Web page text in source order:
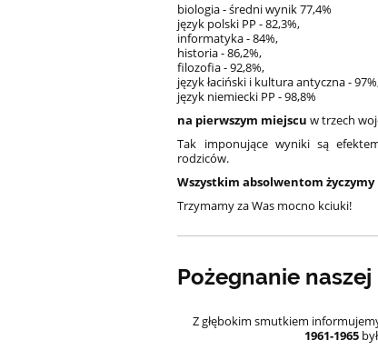
biologia - średni wynik 77,4%
język polski PP - 82,3%,
informatyka - 84%,
historia - 86,2%,
filozofia - 92,8%,
język łaciński i kultura antyczna -
język niemiecki PP - 98,8%
na pierwszym miejscu w trzech
Tak imponujące wyniki są
rodziców.
Wszystkim absolwentom
Trzymamy za Was mocno kciuki!
Pożegnanie
Z głębokim smutkiem
1961-1965